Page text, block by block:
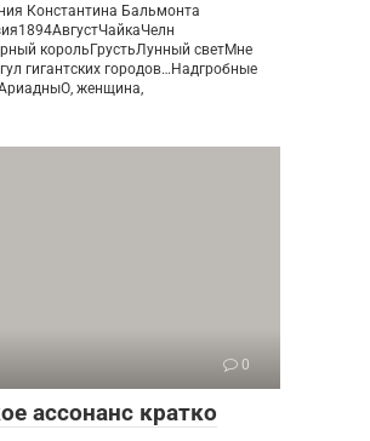
Константина Бальмонта
корольГрустьЛунный светМне
гигантских городов…Надгробные
женщина,
0
ассонанс кратко